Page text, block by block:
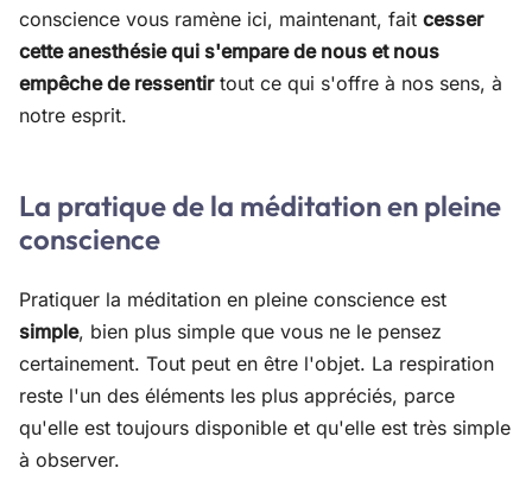
conscience vous ramène ici, maintenant, fait cesser
cette anesthésie qui s'empare de nous et nous
empêche de ressentirtout ce qui s'offre à nos sens, à
notre esprit.
La pratique de la méditation en pleine
conscience
Pratiquer la méditation en pleine conscience est
simple, bien plus simple que vous ne le pensez
certainement. Tout peut en être l'objet. La respiration
reste l'un des éléments les plus appréciés, parce
qu'elle est toujours disponible et qu'elle est très simple
à observer.